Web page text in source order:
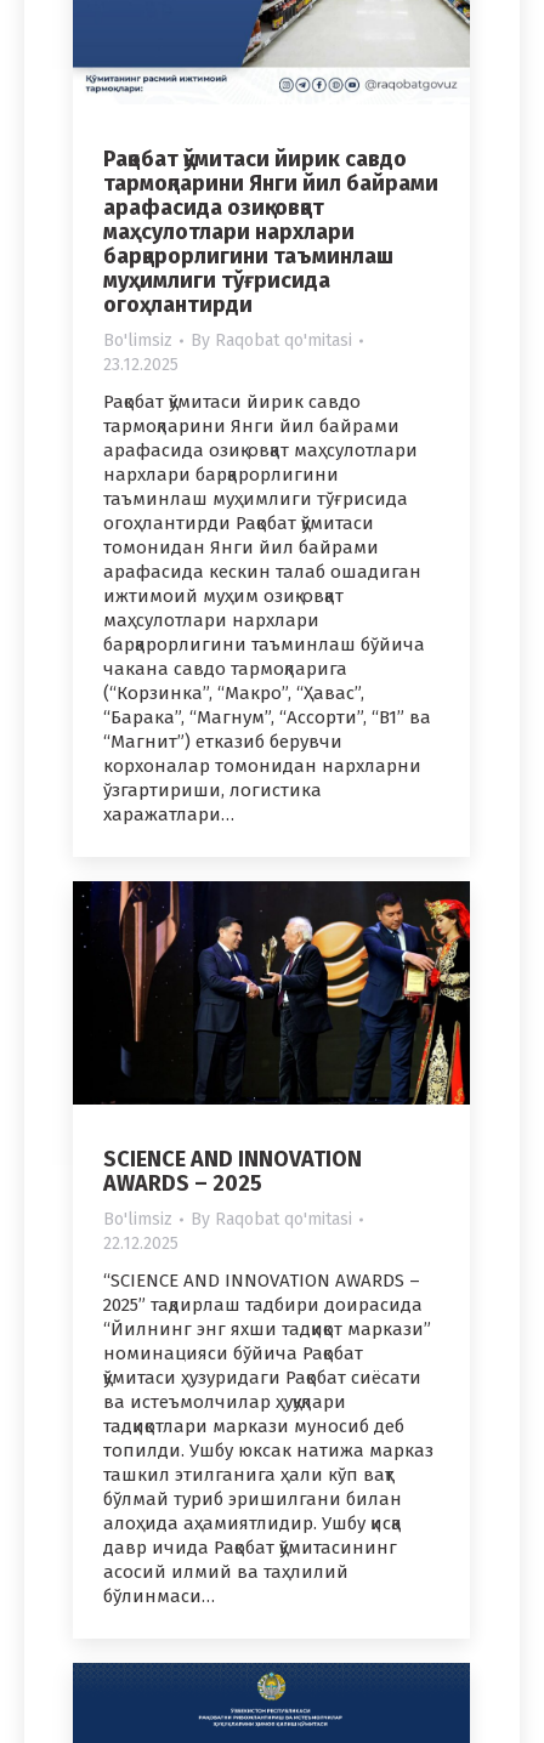
Рақобат қўмитаси йирик савдо
тармоқларини Янги йил байрами
арафасида озиқ-овқат
маҳсулотлари нархлари
барқарорлигини таъминлаш
муҳимлиги тўғрисида
огоҳлантирди
Bo'limsiz By Raqobat qo'mitasi
23.12.2025
Рақобат қўмитаси йирик савдо
тармоқларини Янги йил байрами
арафасида озиқ-овқат маҳсулотлари
нархлари барқарорлигини
таъминлаш муҳимлиги тўғрисида
огоҳлантирди Рақобат қўмитаси
томонидан Янги йил байрами
арафасида кескин талаб ошадиган
ижтимоий муҳим озиқ-овқат
маҳсулотлари нархлари
барқарорлигини таъминлаш бўйича
чакана савдо тармоқларига
(“Корзинка”, “Макро”, “Ҳавас”,
“Барака”, “Магнум”, “Ассорти”, “B1” ва
“Магнит”) етказиб берувчи
корхоналар томонидан нархларни
ўзгартириши, логистика
харажатлари…
SCIENCE AND INNOVATION
AWARDS – 2025
Bo'limsiz By Raqobat qo'mitasi
22.12.2025
“SCIENCE AND INNOVATION AWARDS –
2025” тақдирлаш тадбири доирасида
“Йилнинг энг яхши тадқиқот маркази”
номинацияси бўйича Рақобат
қўмитаси ҳузуридаги Рақобат сиёсати
ва истеъмолчилар ҳуқуқлари
тадқиқотлари маркази муносиб деб
топилди. Ушбу юксак натижа марказ
ташкил этилганига ҳали кўп вақт
бўлмай туриб эришилгани билан
алоҳида аҳамиятлидир. Ушбу қисқа
давр ичида Рақобат қўмитасининг
асосий илмий ва таҳлилий
бўлинмаси…